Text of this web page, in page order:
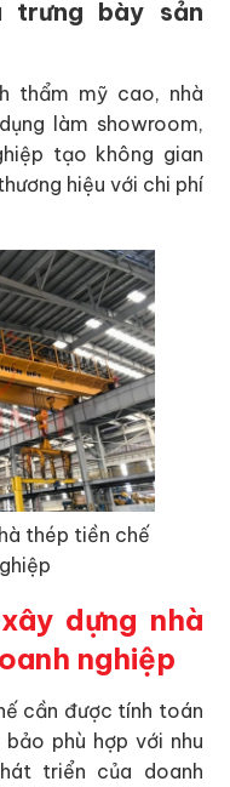
trưng bày sản
thẩm mỹ cao, nhà
làm showroom,
tạo không gian
hiệu với chi phí
thép tiền chế
dựng nhà
nghiệp
cần được tính toán
phù hợp với nhu
triển của doanh